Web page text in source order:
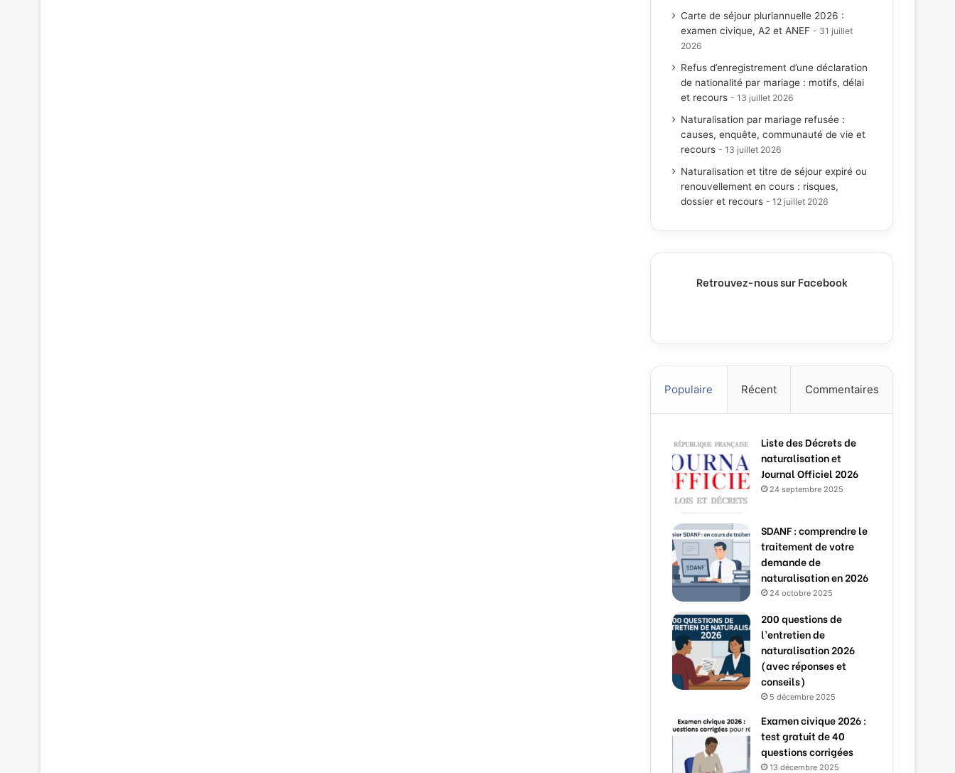
Carte de séjour pluriannuelle 2026 :
examen civique, A2 et ANEF
31 juillet
2026
Refus d’enregistrement d’une déclaration
de nationalité par mariage : motifs, délai
et recours
13 juillet 2026
Naturalisation par mariage refusée :
causes, enquête, communauté de vie et
recours
13 juillet 2026
Naturalisation et titre de séjour expiré ou
renouvellement en cours : risques,
dossier et recours
12 juillet 2026
Retrouvez-nous sur Facebook
Populaire Récent Commentaires
Liste des Décrets de
naturalisation et
Journal Officiel 2026
24 septembre 2025
SDANF : comprendre le
traitement de votre
demande de
naturalisation en 2026
24 octobre 2025
200 questions de
l’entretien de
naturalisation 2026
(avec réponses et
conseils)
5 décembre 2025
Examen civique 2026 :
test gratuit de 40
questions corrigées
13 décembre 2025